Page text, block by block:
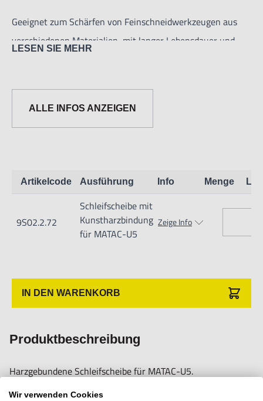
Geeignet zum Schärfen von Feinschneidwerkzeugen aus
verschiedenen Materialien, mit langer Lebensdauer und
Informationen zur Produktsicherheit:
Nur für technisch versierte und mit dem Produkt vertraute
Anwender sowie Handwerker geeignet.
Varsseveld/ Netherlands, email: Info@hogetex.com
LESEN SIE MEHR
ALLE INFOS ANZEIGEN
Artikelcode Ausführung Info Menge
9S02.2.72
Schleifscheibe mit
Kunstharzbindung
für MATAC-U5
Zeige Info
IN DEN WARENKORB
Produktbeschreibung
Harzgebundene Schleifscheibe für MATAC-U5.
Wir verwenden Cookies